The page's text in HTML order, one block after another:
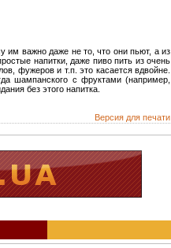
им важно даже не то, что они пьют, а из
напитки, даже пиво пить из очень
фужеров и т.п. это касается вдвойне.
шампанского с фруктами (например,
без этого напитка.
Версия для печати